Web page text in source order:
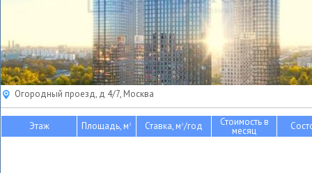
Огородный проезд, д 4/7, Москва
Этаж Площадь, м2 Ставка, м2/год Стоимость в
месяц